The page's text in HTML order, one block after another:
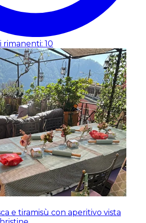
rimanenti: 10
e tiramisù con aperitivo vista